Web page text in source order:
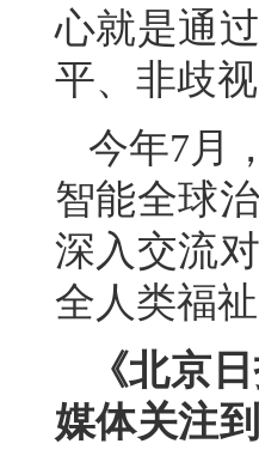
心就是通
平、非歧
今年7月
智能全球
深入交流
全人类福祉
《北京
媒体关注